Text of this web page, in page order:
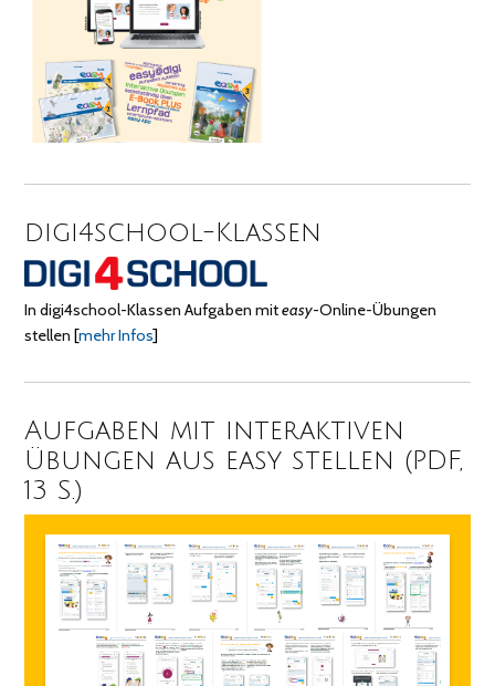
digi4school-Klassen
In digi4school-Klassen Aufgaben miteasy-Online-Übungen
stellen[mehr Infos]
Aufgaben mit interaktiven
Übungen aus easy stellen (PDF,
13 S.)